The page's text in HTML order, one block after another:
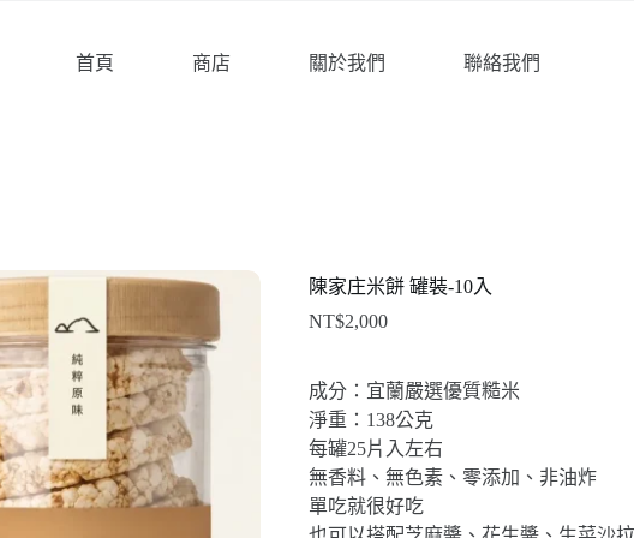
首頁 商店 關於我們 聯絡我們
陳家庄米餅 罐裝-10入
NT$2,000
成分：宜蘭嚴選優質糙米
淨重：138公克
每罐25片入左右
無香料、無色素、零添加、非油炸
單吃就很好吃